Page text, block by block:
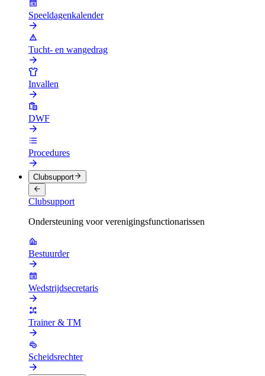
Speeldagenkalender
Tucht- en wangedrag
Invallen
DWF
Procedures
Clubsupport
Clubsupport
Ondersteuning voor verenigingsfunctionarissen
Bestuurder
Wedstrijdsecretaris
Trainer & TM
Scheidsrechter